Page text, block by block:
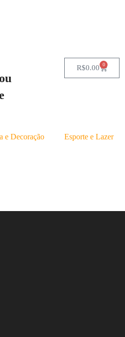
R$0.00 0
e Decoração Esporte e Lazer